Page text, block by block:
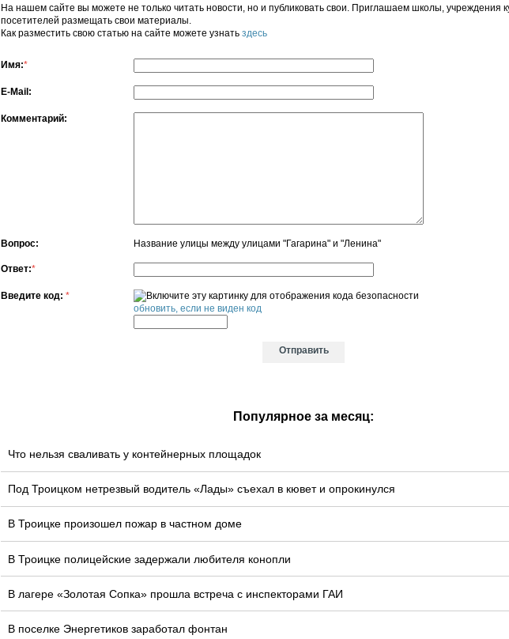
На нашем сайте вы можете не только читать новости, но и публиковать свои. Приглашаем школы, учреждения
посетителей размещать свои материалы.
Как разместить свою статью на сайте можете узнать здесь
Имя:*
E-Mail:
Комментарий:
Вопрос: Название улицы между улицами "Гагарина" и "Ленина"
Ответ:*
Введите код: *
обновить, если не виден код
Популярное за месяц:
Что нельзя сваливать у контейнерных площадок
Под Троицком нетрезвый водитель «Лады» съехал в кювет и опрокинулся
В Троицке произошел пожар в частном доме
В Троицке полицейские задержали любителя конопли
В лагере «Золотая Сопка» прошла встреча с инспекторами ГАИ
В поселке Энергетиков заработал фонтан